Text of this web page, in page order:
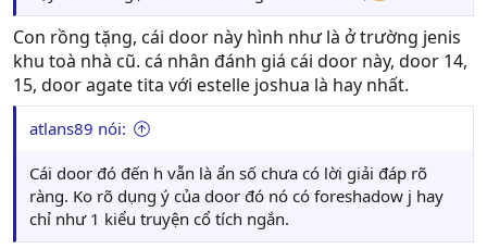
Con rồng tặng, cái door này hình như là ở trường jenis
khu toà nhà cũ. cá nhân đánh giá cái door này, door 14,
15, door agate tita với estelle joshua là hay nhất.
atlans89 nói:
Cái door đó đến h vẫn là ẩn số chưa có lời giải đáp rõ
ràng. Ko rõ dụng ý của door đó nó có foreshadow j hay
chỉ như 1 kiểu truyện cổ tích ngắn.